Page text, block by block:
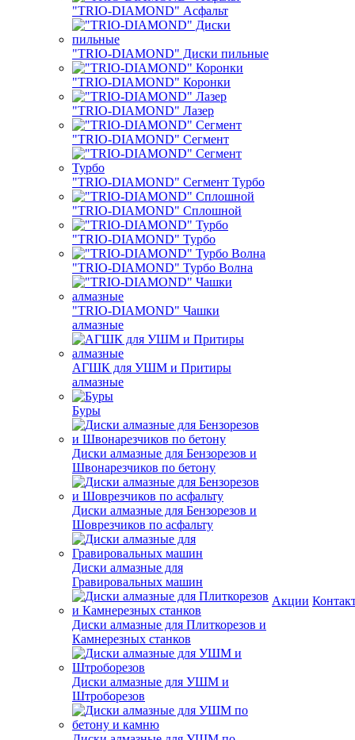
"TRIO-DIAMOND" Асфальт
"TRIO-DIAMOND" Диски пильные
"TRIO-DIAMOND" Коронки
"TRIO-DIAMOND" Лазер
"TRIO-DIAMOND" Сегмент
"TRIO-DIAMOND" Сегмент Турбо
"TRIO-DIAMOND" Сплошной
"TRIO-DIAMOND" Турбо
"TRIO-DIAMOND" Турбо Волна
"TRIO-DIAMOND" Чашки
алмазные
АГШК для УШМ и Притиры
алмазные
Буры
Диски алмазные для Бензорезов и
Швонарезчиков по бетону
Диски алмазные для Бензорезов и
Шоврезчиков по асфальту
Диски алмазные для
Гравировальных машин
Диски алмазные для Плиткорезов и
Камнерезных станков
Диски алмазные для УШМ и
Штроборезов
Акции